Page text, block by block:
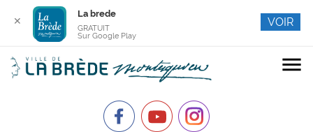
menu
✕
La brede
GRATUIT
Sur Google Play
VOIR